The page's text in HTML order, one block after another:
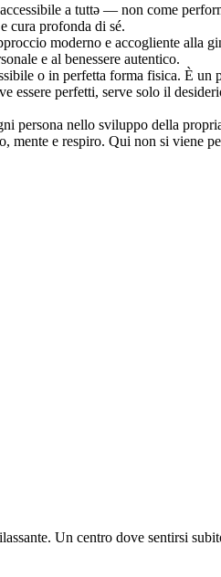
a tuttə — non come
cura profonda di sé.
moderno e accogliente alla
e al benessere autentico.
o in perfetta forma fisica. È un
essere perfetti, serve solo il
persona nello sviluppo della
mente e respiro. Qui non si viene
Un centro dove sentirsi